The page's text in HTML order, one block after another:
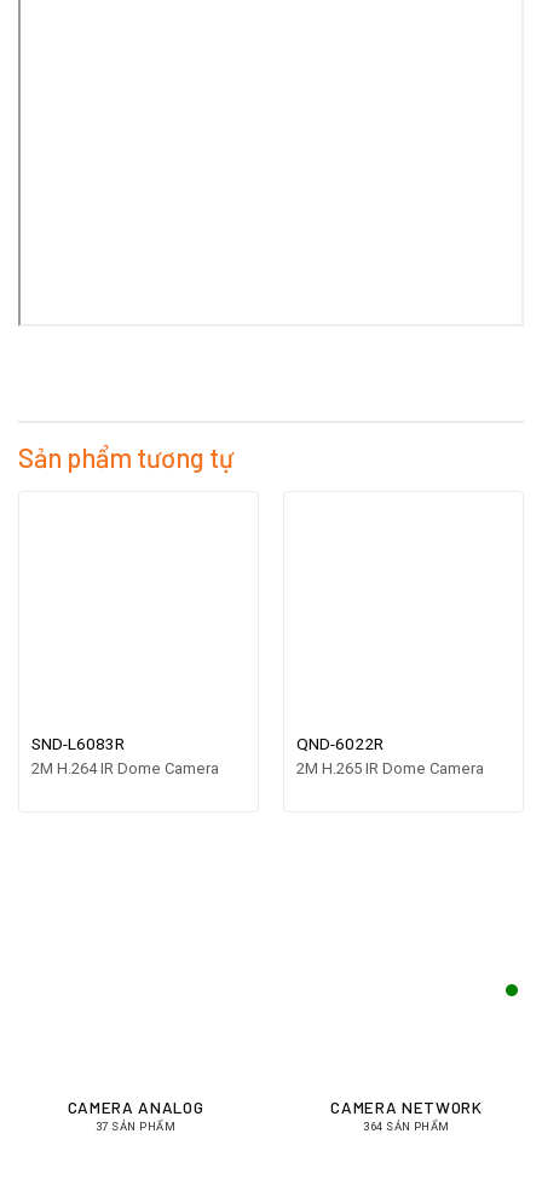
Sản phẩm tương tự
SND-L6083R
2M H.264 IR Dome Camera
QND-6022R
2M H.265 IR Dome Camera
CAMERA ANALOG
37 SẢN PHẨM
CAMERA NETWORK
364 SẢN PHẨM